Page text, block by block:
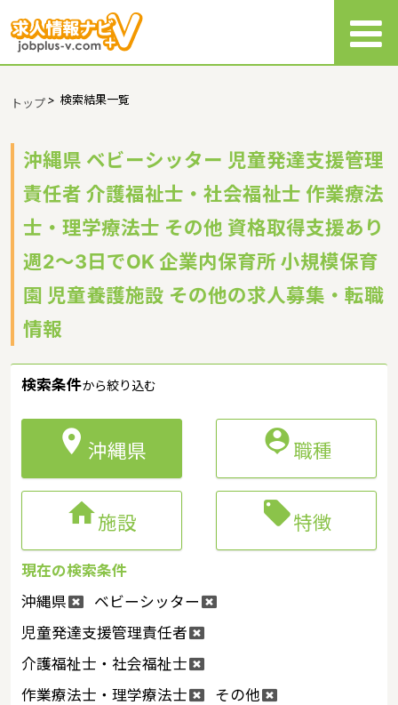
トップ> 検索結果一覧
沖縄県 ベビーシッター 児童発達支援管理
責任者 介護福祉士・社会福祉士 作業療法
士・理学療法士 その他 資格取得支援あり
週2～3日でOK 企業内保育所 小規模保育
園 児童養護施設 その他の求人募集・転職
情報
検索条件から絞り込む
 沖縄県 職種
施設 特徴
現在の検索条件
沖縄県
ベビーシッター
児童発達支援管理責任者
介護福祉士・社会福祉士
作業療法士・理学療法士
その他